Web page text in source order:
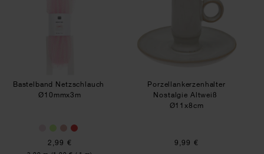
Bastelband Netzschlauch
Ø10mmx3m
2,99 €
Porzellankerzenhalter
Nostalgie Altweiß
Ø11x8cm
9,99 €